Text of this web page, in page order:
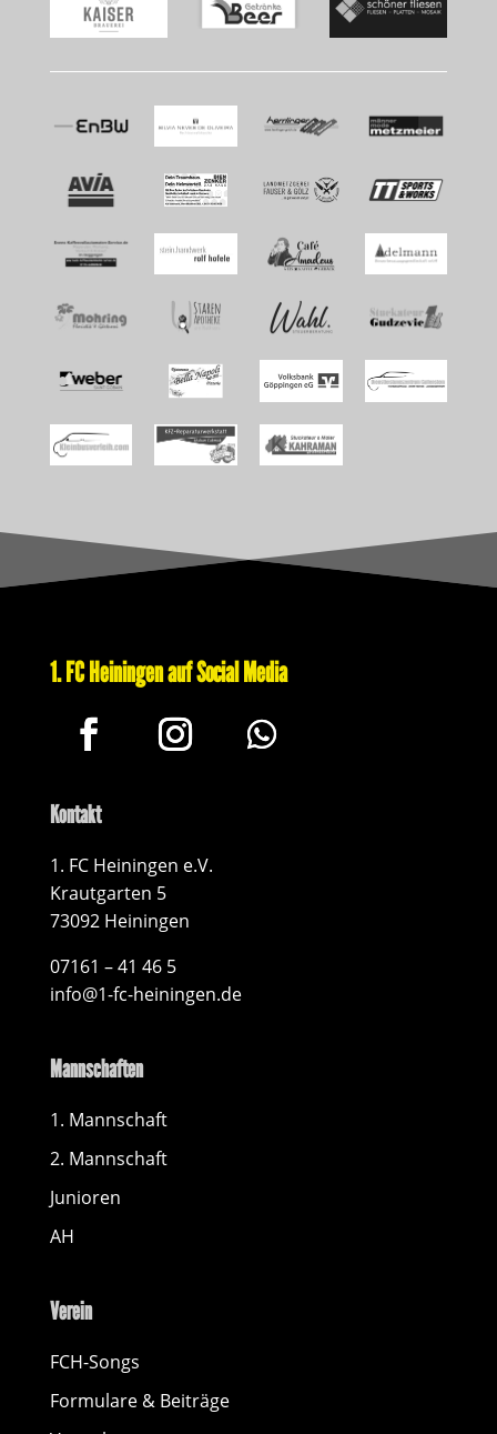
1. FC Heiningen auf Social Media
Kontakt
1. FC Heiningen e.V.
Krautgarten 5
73092 Heiningen
07161 – 41 46 5
info@1-fc-heiningen.de
Mannschaften
1. Mannschaft
2. Mannschaft
Junioren
AH
Verein
FCH-Songs
Formulare & Beiträge